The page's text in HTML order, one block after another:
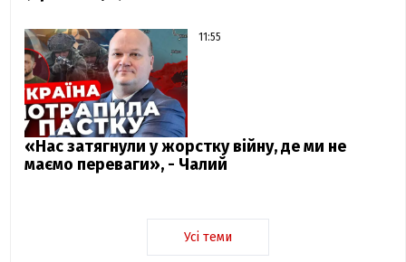
11:55
«Нас затягнули у жорстку війну, де ми не
маємо переваги», - Чалий
Усі теми